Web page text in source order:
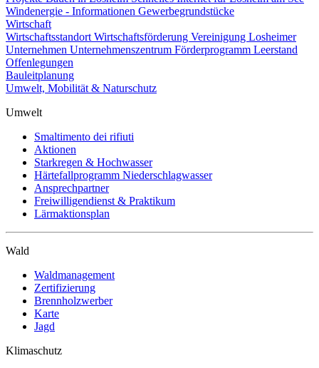
Windenergie - Informationen Gewerbegrundstücke
Wirtschaft
Wirtschaftsstandort Wirtschaftsförderung Vereinigung Losheimer
Unternehmen Unternehmenszentrum Förderprogramm Leerstand
Offenlegungen
Bauleitplanung
Umwelt, Mobilität & Naturschutz
Umwelt
Smaltimento dei rifiuti
Aktionen
Starkregen & Hochwasser
Härtefallprogramm Niederschlagwasser
Ansprechpartner
Freiwilligendienst & Praktikum
Lärmaktionsplan
Wald
Waldmanagement
Zertifizierung
Brennholzwerber
Karte
Jagd
Klimaschutz